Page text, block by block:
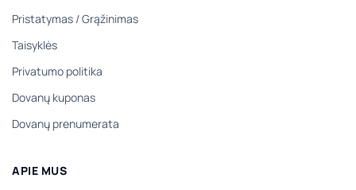
Pristatymas /Grąžinimas
Taisyklės
Privatumo politika
Dovanų kuponas
Dovanų prenumerata
APIE MUS